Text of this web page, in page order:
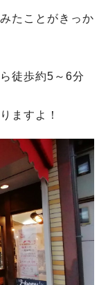
たことがきっか
徒歩約5～6分
ますよ！